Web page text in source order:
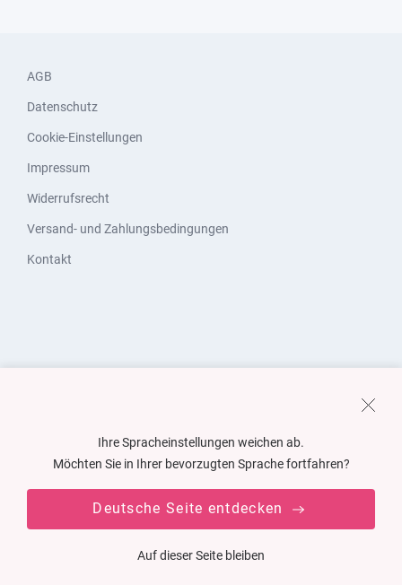
AGB
Datenschutz
Cookie-Einstellungen
Impressum
Widerrufsrecht
Versand- und Zahlungsbedingungen
Kontakt
Ihre Spracheinstellungen weichen ab.
Möchten Sie in Ihrer bevorzugten Sprache fortfahren?
Deutsche Seite entdecken
Auf dieser Seite bleiben